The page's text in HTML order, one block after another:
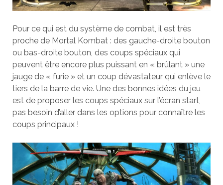
Pour ce qui est du système de combat, il est très
proche de Mortal Kombat : des gauche-droite bouton
ou bas-droite bouton, des coups spéciaux qui
peuvent être encore plus puissant en « brûlant » une
jauge de « furie » et un coup dévastateur qui enlève le
tiers de la barre de vie. Une des bonnes idées du jeu
est de proposer les coups spéciaux sur l’écran start,
pas besoin d’aller dans les options pour connaître les
coups principaux !